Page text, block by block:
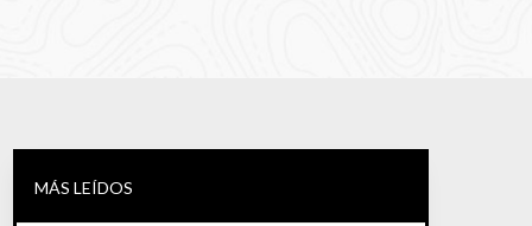
MÁS LEÍDOS